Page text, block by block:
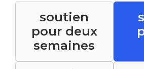
soutien
pour deux
semaines